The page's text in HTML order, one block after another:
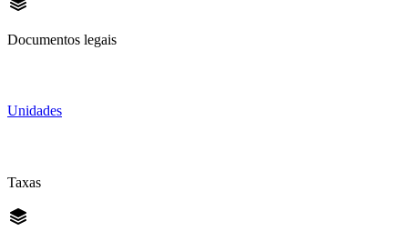
Documentos legais
Unidades
Taxas